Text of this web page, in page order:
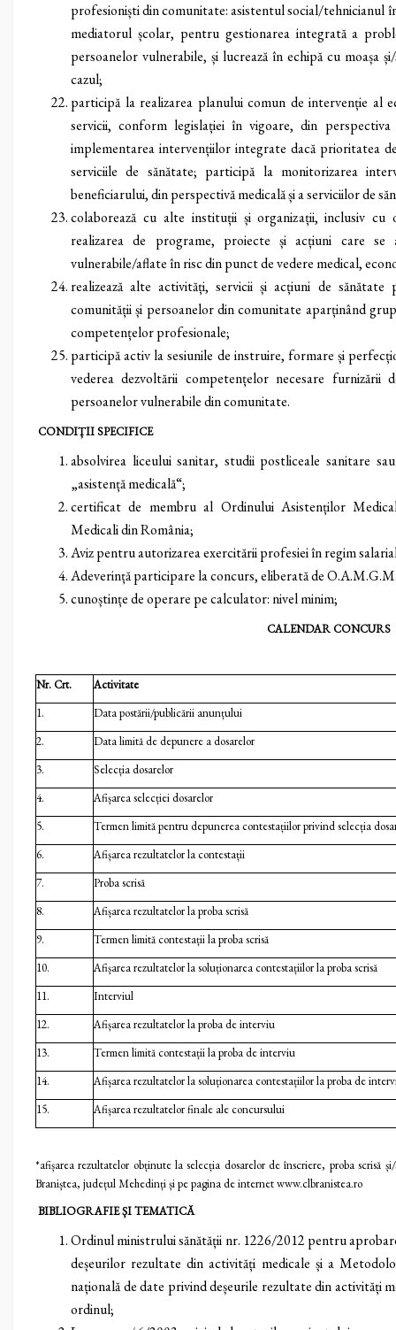
profesioniști din comunitate: asistentul social/tehnicianul
mediatorul școlar, pentru gestionarea integrată a
persoanelor vulnerabile, și lucrează în echipă cu moașa
cazul;
participă la realizarea planului comun de intervenție al
servicii, conform legislației în vigoare, din perspectiva
implementarea intervențiilor integrate dacă prioritatea
serviciile de sănătate; participă la monitorizarea
beneficiarului, din perspectivă medicală și a serviciilor de
colaborează cu alte instituții și organizații, inclusiv cu
realizarea de programe, proiecte și acțiuni care se
vulnerabile/aflate în risc din punct de vedere medical,
realizează alte activități, servicii și acțiuni de
comunității și persoanelor din comunitate aparținând
competențelor profesionale;
participă activ la sesiunile de instruire, formare și
vederea dezvoltării competențelor necesare
persoanelor vulnerabile din comunitate.
CONDIȚII SPECIFICE
absolvirea liceului sanitar, studii postliceale sanitare
„asistență medicală“;
certificat de membru al Ordinului Asistenților
Medicali din România;
Aviz pentru autorizarea exercitării profesiei în regim
Adeverință participare la concurs, eliberată de
cunoștințe de operare pe calculator: nivel minim;
CALENDAR CONCURS
Nr. Crt.
Activitate
1.
Data postării/publicării anunțului
2.
Data limită de depunere a dosarelor
3.
Selecția dosarelor
4.
Afișarea selecției dosarelor
5.
Termen limită pentru depunerea contestațiilor privind selecția
6.
Afișarea rezultatelor la contestații
7.
Proba scrisă
8.
Afișarea rezultatelor la proba scrisă
9.
Termen limită contestații la proba scrisă
10.
Afișarea rezultatelor la soluționarea contestațiilor la proba scrisă
11.
Interviul
12.
Afișarea rezultatelor la proba de interviu
13.
Termen limită contestații la proba de interviu
14.
Afișarea rezultatelor la soluționarea contestațiilor la proba de
15.
Afișarea rezultatelor finale ale concursului
*afișarea rezultatelor obținute la selecția dosarelor de înscriere, proba scrisă
Braniștea, județul Mehedinți și pe pagina de internet www.clbranistea.ro
BIBLIOGRAFIE ȘI TEMATICĂ
Ordinul ministrului sănătății nr. 1226/2012 pentru
deșeurilor rezultate din activități medicale și a
națională de date privind deșeurile rezultate din activități
ordinul;